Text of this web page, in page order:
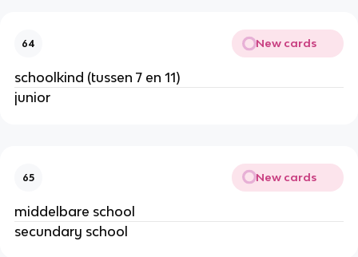
64 New cards
schoolkind (tussen 7 en 11)
junior
65 New cards
middelbare school
secundary school